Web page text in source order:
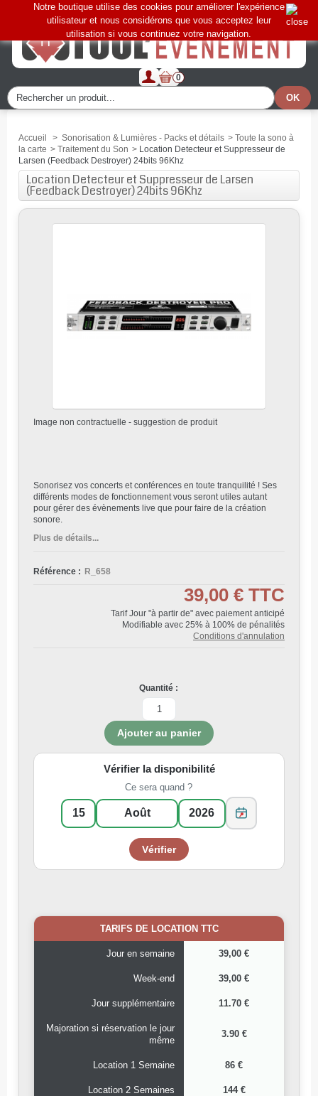
0
Notre boutique utilise des cookies pour améliorer l'expérience
utilisateur et nous considérons que vous acceptez leur
utilisation si vous continuez votre navigation.
Accueil > Sonorisation & Lumières - Packs et détails > Toute la sono à
la carte > Traitement du Son > Location Detecteur et Suppresseur de
Larsen (Feedback Destroyer) 24bits 96Khz
Location Detecteur et Suppresseur de Larsen
(Feedback Destroyer) 24bits 96Khz
Image non contractuelle - suggestion de produit
Sonorisez vos concerts et conférences en toute tranquilité ! Ses
différents modes de fonctionnement vous seront utiles autant
pour gérer des évènements live que pour faire de la création
sonore.
Plus de détails...
Référence : R_658
39,00 € TTC
Tarif Jour "à partir de" avec paiement anticipé
Modifiable avec 25% à 100% de pénalités
Conditions d'annulation
Quantité :
Vérifier la disponibilité
Ce sera quand ?
TARIFS DE LOCATION TTC
Jour en semaine 39,00 €
Week-end 39,00 €
Jour supplémentaire 11.70 €
Majoration si réservation le jour
même
3.90 €
Location 1 Semaine 86 €
Location 2 Semaines 144 €